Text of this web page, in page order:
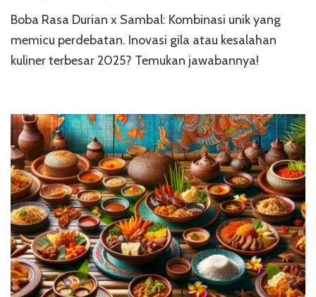
Boba Rasa Durian x Sambal: Kombinasi unik yang
memicu perdebatan. Inovasi gila atau kesalahan
kuliner terbesar 2025? Temukan jawabannya!